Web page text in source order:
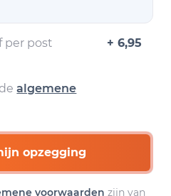
per post
+ 6,95
algemene
opzegging
voorwaarden zijn van